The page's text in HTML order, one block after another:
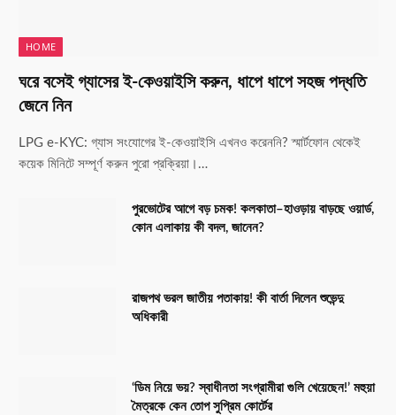
HOME
ঘরে বসেই গ্যাসের ই-কেওয়াইসি করুন, ধাপে ধাপে সহজ পদ্ধতি
জেনে নিন
LPG e-KYC: গ্যাস সংযোগের ই-কেওয়াইসি এখনও করেননি? স্মার্টফোন থেকেই
কয়েক মিনিটে সম্পূর্ণ করুন পুরো প্রক্রিয়া।…
পুরভোটের আগে বড় চমক! কলকাতা–হাওড়ায় বাড়ছে ওয়ার্ড,
কোন এলাকায় কী বদল, জানেন?
রাজপথ ভরল জাতীয় পতাকায়! কী বার্তা দিলেন শুভেন্দু
অধিকারী
‘ডিম নিয়ে ভয়? স্বাধীনতা সংগ্রামীরা গুলি খেয়েছেন!’ মহুয়া
মৈত্রকে কেন তোপ সুপ্রিম কোর্টের